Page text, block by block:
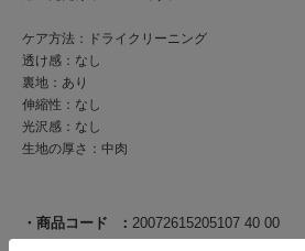
商品コード 20072615205107 40 00
ケア方法：ドライクリーニング
透け感：なし
裏地：あり
伸縮性：なし
光沢感：なし
生地の厚さ：中肉